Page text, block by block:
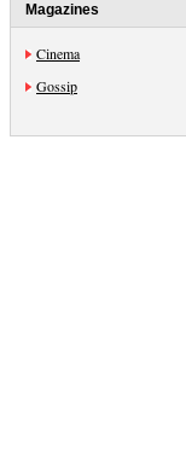
Magazines
Cinema
Gossip